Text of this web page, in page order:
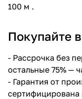
100 м .
Покупайте
- Рассрочка без
остальные 75% —
- Гарантия от